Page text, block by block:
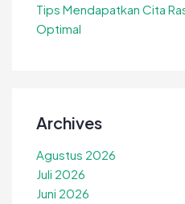
Tips Mendapatkan Cita
Optimal
Archives
Agustus 2026
Juli 2026
Juni 2026